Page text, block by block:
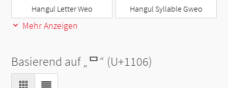
Hangul Letter Weo Hangul Syllable Gweo
Mehr Anzeigen
Basierend auf „ᄆ“ (U+1106)